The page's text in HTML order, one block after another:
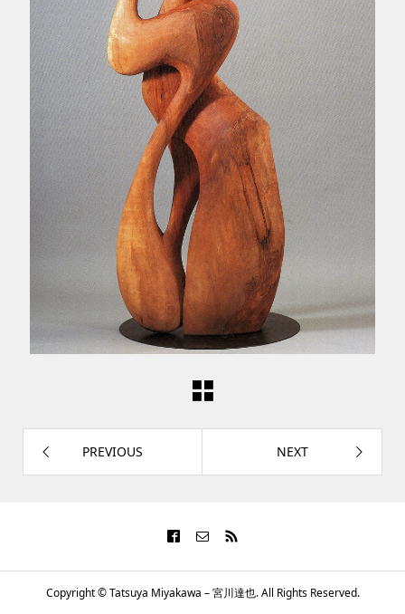
PREVIOUS NEXT
Copyright ©Tatsuya Miyakawa – 宮川達也. All Rights Reserved.